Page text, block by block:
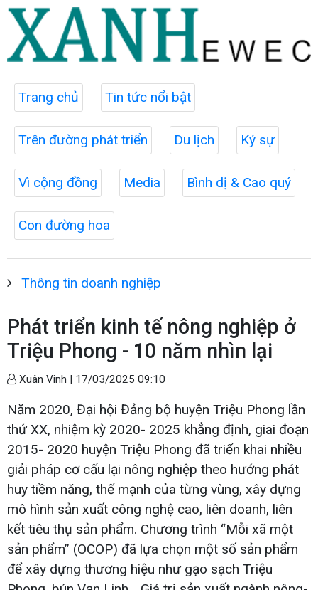
Trang chủ Tin tức nổi bật
Trên đường phát triển Du lịch Ký sự
Vì cộng đồng Media Bình dị & Cao quý
Con đường hoa
Thông tin doanh nghiệp
Phát triển kinh tế nông nghiệp ở
Triệu Phong - 10 năm nhìn lại
Xuân Vinh | 17/03/2025 09:10
Năm 2020, Đại hội Đảng bộ huyện Triệu Phong lần
thứ XX, nhiệm kỳ 2020- 2025 khẳng định, giai đoạn
2015- 2020 huyện Triệu Phong đã triển khai nhiều
giải pháp cơ cấu lại nông nghiệp theo hướng phát
huy tiềm năng, thế mạnh của từng vùng, xây dựng
mô hình sản xuất công nghệ cao, liên doanh, liên
kết tiêu thụ sản phẩm. Chương trình “Mỗi xã một
sản phẩm” (OCOP) đã lựa chọn một số sản phẩm
để xây dựng thương hiệu như gạo sạch Triệu